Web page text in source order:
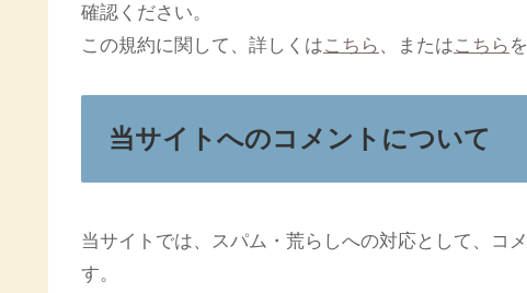
確認ください。
この規約に関して、詳しくはこちら 、またはこちら
当サイトへのコメントについて
当サイトでは、スパム・荒らしへの対応として、コ
す。